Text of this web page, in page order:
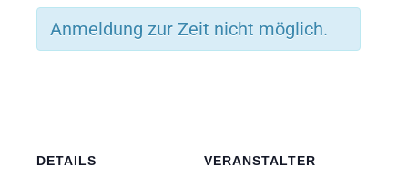
Anmeldung zur Zeit nicht möglich.
DETAILS VERANSTALTER